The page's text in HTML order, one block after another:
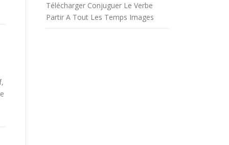
Télécharger Conjuguer Le Verbe
Partir A Tout Les Temps Images